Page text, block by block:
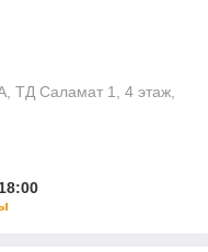
ТД Саламат 1, 4 этаж,